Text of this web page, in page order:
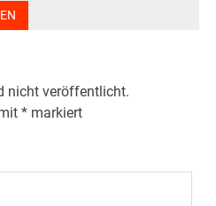
nicht veröffentlicht.
* markiert